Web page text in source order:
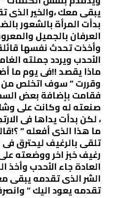
يبقى معك ،والخير الذى
بدأت المرأة بالشعور
العرفان بالجميل
وأخذت تحدث نفسها
الأحدب ويردد جملته
ماذا يقصد !!فى يوم ما
وقررت ” سوف اتخلص من
فقامت بإضافة بعض
صنعته له وكانت على
، لكن بدأت يداها فى
ما هذا الذى أفعله ”
تلقى بالرغيف ليحترق فى
رغيف خبز اخر ووضعته
العادة جاء الأحدب
الشر الذى تقدمه يبقى
تقدمه يعود اليك ”